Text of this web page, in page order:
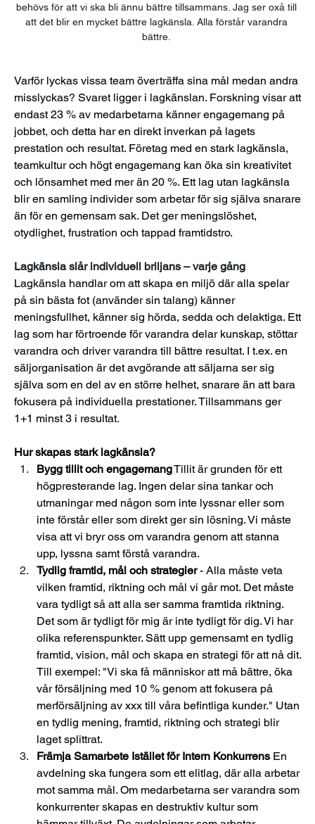
behövs för att vi ska bli ännu bättre tillsammans. Jag ser oxå till
att det blir en mycket bättre lagkänsla. Alla förstår varandra
bättre.
Varför lyckas vissa team överträffa sina mål medan andra
misslyckas? Svaret ligger i lagkänslan. Forskning visar att
endast 23 % av medarbetarna känner engagemang på
jobbet, och detta har en direkt inverkan på lagets
prestation och resultat. Företag med en stark lagkänsla,
teamkultur och högt engagemang kan öka sin kreativitet
och lönsamhet med mer än 20 %. Ett lag utan lagkänsla
blir en samling individer som arbetar för sig själva snarare
än för en gemensam sak. Det ger meningslöshet,
otydlighet, frustration och tappad framtidstro.
Lagkänsla slår individuell briljans – varje gång
Lagkänsla handlar om att skapa en miljö där alla spelar
på sin bästa fot (använder sin talang) känner
meningsfullhet, känner sig hörda, sedda och delaktiga. Ett
lag som har förtroende för varandra delar kunskap, stöttar
varandra och driver varandra till bättre resultat. I t.ex. en
säljorganisation är det avgörande att säljarna ser sig
själva som en del av en större helhet, snarare än att bara
fokusera på individuella prestationer. Tillsammans ger
1+1 minst 3 i resultat.
Hur skapas stark lagkänsla?
Bygg tillit och engagemang Tillit är grunden för ett
högpresterande lag. Ingen delar sina tankar och
utmaningar med någon som inte lyssnar eller som
inte förstår eller som direkt ger sin lösning. Vi måste
visa att vi bryr oss om varandra genom att stanna
upp, lyssna samt förstå varandra.
Tydlig framtid, mål och strategier - Alla måste veta
vilken framtid, riktning och mål vi går mot. Det måste
vara tydligt så att alla ser samma framtida riktning.
Det som är tydligt för mig är inte tydligt för dig. Vi har
olika referenspunkter. Sätt upp gemensamt en tydlig
framtid, vision, mål och skapa en strategi för att nå dit.
Till exempel: "Vi ska få människor att må bättre, öka
vår försäljning med 10 % genom att fokusera på
merförsäljning av xxx till våra befintliga kunder." Utan
en tydlig mening, framtid, riktning och strategi blir
laget splittrat.
Främja Samarbete Istället för Intern Konkurrens En
avdelning ska fungera som ett elitlag, där alla arbetar
mot samma mål. Om medarbetarna ser varandra som
konkurrenter skapas en destruktiv kultur som